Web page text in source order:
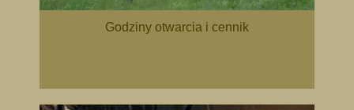
Godziny otwarcia i cennik